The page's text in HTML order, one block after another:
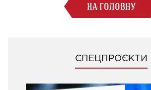
НА ГОЛОВНУ
СПЕЦПРОЄКТИ